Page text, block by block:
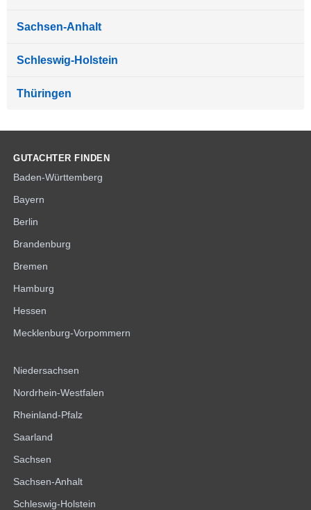
Sachsen-Anhalt
Schleswig-Holstein
Thüringen
GUTACHTER FINDEN
Baden-Württemberg
Bayern
Berlin
Brandenburg
Bremen
Hamburg
Hessen
Mecklenburg-Vorpommern
Niedersachsen
Nordrhein-Westfalen
Rheinland-Pfalz
Saarland
Sachsen
Sachsen-Anhalt
Schleswig-Holstein